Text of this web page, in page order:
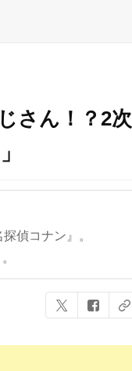
さん！？2次
偵コナン』。